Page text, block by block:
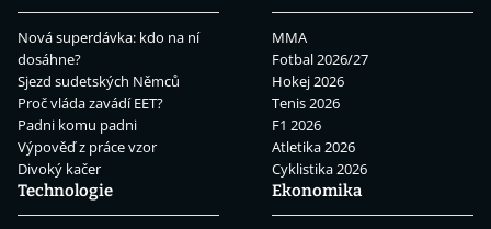
Nová superdávka: kdo na ní
dosáhne?
Sjezd sudetských Němců
Proč vláda zavádí EET?
Padni komu padni
Výpověď z práce vzor
Divoký kačer
MMA
Fotbal 2026/27
Hokej 2026
Tenis 2026
F1 2026
Atletika 2026
Cyklistika 2026
Technologie
Ekonomika